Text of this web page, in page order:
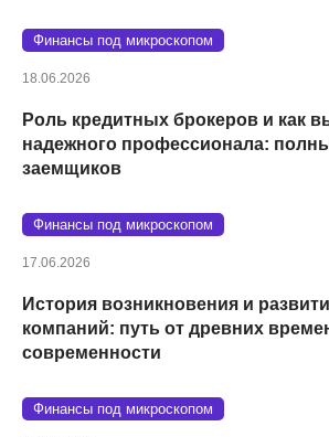
Финансы под микроскопом
18.06.2026
Роль кредитных брокеров и как
надежного профессионала:
заемщиков
Финансы под микроскопом
17.06.2026
История возникновения и
компаний: путь от древних
современности
Финансы под микроскопом